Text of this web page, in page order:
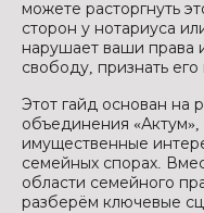
можете расторгнуть
сторон у нотариуса
нарушает ваши права
свободу, признать
Этот гайд основан на
объединения
имущественные
семейных спорах.
области семейного
разберём ключевые